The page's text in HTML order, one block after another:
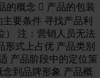
的概念  产品的包装
要条件 寻找产品利
） 注：营销人员无法
形式上占优 产品类别
产品阶段中的定位策
到品牌形象 产品概